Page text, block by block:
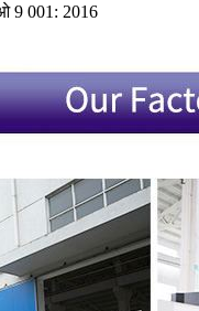
9 001: 2016